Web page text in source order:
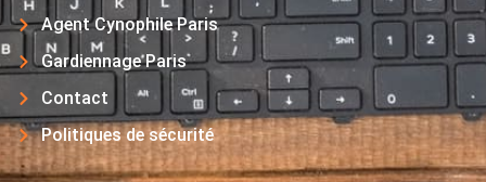
Agent Cynophile Paris
Gardiennage Paris
Contact
Politiques de sécurité